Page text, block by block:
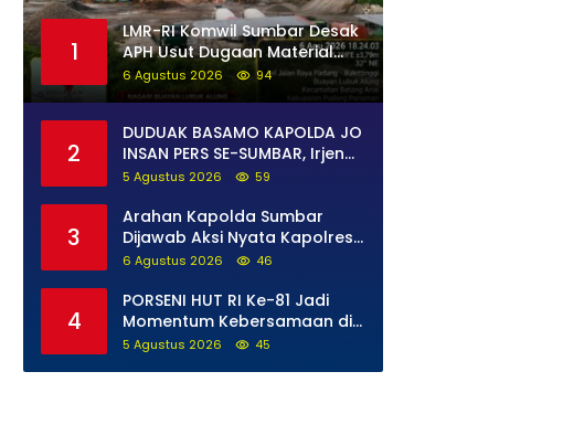
1
LMR-RI Komwil Sumbar Desak
APH Usut Dugaan Material
Ilegal di Batang Anai, Dugaan
Keterkaitan PT UHA Diminta
6 Agustus 2026 94
2
DUDUAK BASAMO KAPOLDA JO
INSAN PERS SE-SUMBAR, Irjen
Pol. Djati Wiyoto Abadhy
bagi Pelanggar Hukum di
Internal Polri
5 Agustus 2026 59
3
Arahan Kapolda Sumbar
Dijawab Aksi Nyata Kapolres
Solok Selatan, Polri Untuk
Slogan
6 Agustus 2026 46
4
PORSENI HUT RI Ke-81 Jadi
Momentum Kebersamaan di
Lapas Perempuan Padang
5 Agustus 2026 45